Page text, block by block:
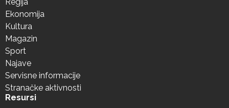
Ekonomija
Kultura
Magazin
Sport
Najave
Servisne informacije
Stranačke aktivnosti
Resursi